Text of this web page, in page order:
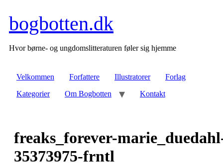
til
indhold
bogbotten.dk
Hvor børne- og ungdomslitteraturen føler sig hjemme
Velkommen Forfattere Illustratorer
Forlag
Kategorier
Om Bogbotten Kontakt
freaks_forever-
35373975-frntl